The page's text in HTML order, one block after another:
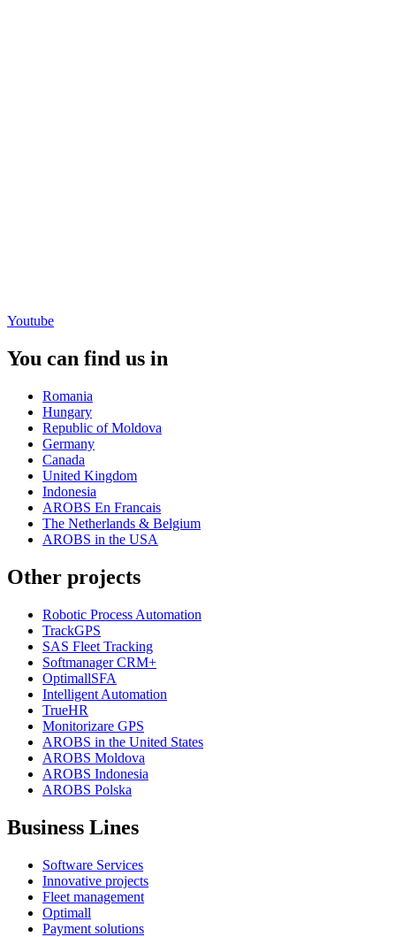
Youtube
You can find us in
Romania
Hungary
Republic of Moldova
Germany
Canada
United Kingdom
Indonesia
AROBS En Francais
The Netherlands & Belgium
AROBS in the USA
Other projects
Robotic Process Automation
TrackGPS
SAS Fleet Tracking
Softmanager CRM+
OptimallSFA
Intelligent Automation
TrueHR
Monitorizare GPS
AROBS in the United States
AROBS Moldova
AROBS Indonesia
AROBS Polska
Business Lines
Software Services
Innovative projects
Fleet management
Optimall
Payment solutions